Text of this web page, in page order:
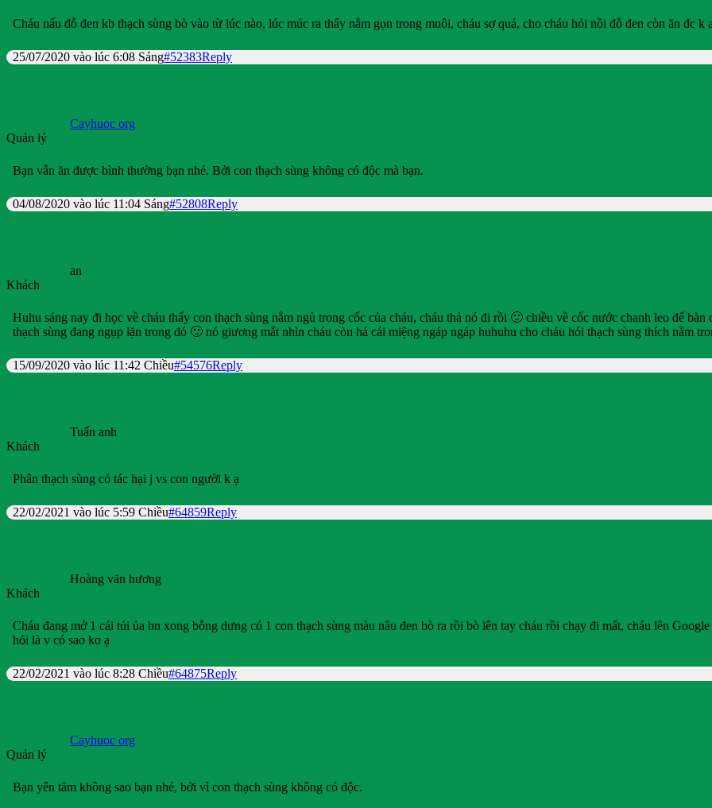
Cháu nấu đỗ đen kb thạch sùng bò vào từ lúc nào, lúc múc ra thấy nằm gọn trong muôi, cháu sợ quá, cho cháu hỏi nồi đỗ đen còn ăn đc k
25/07/2020 vào lúc 6:08 Sáng#52383Reply
Cayhuoc org
Quản lý
Bạn vẫn ăn được bình thường bạn nhé. Bởi con thạch sùng không có độc mà bạn.
04/08/2020 vào lúc 11:04 Sáng#52808Reply
an
Khách
Huhu sáng nay đi học về cháu thấy con thạch sùng nằm ngủ trong cốc của cháu, cháu thả nó đi rồi 🙂 chiều về cốc nước chanh leo để bàn
thạch sùng đang ngụp lặn trong đó 🙂 nó giương mắt nhìn cháu còn há cái miệng ngáp ngáp huhuhu cho cháu hỏi thạch sùng thích nằm
15/09/2020 vào lúc 11:42 Chiều#54576Reply
Tuấn anh
Khách
Phân thạch sùng có tác hại j vs con người k ạ
22/02/2021 vào lúc 5:59 Chiều#64859Reply
Hoàng văn hương
Khách
Cháu đang mở 1 cái túi ủa bn xong bỗng dưng có 1 con thạch sùng màu nâu đen bò ra rồi bò lên tay cháu rồi chạy đi mất, cháu lên
hỏi là v có sao ko ạ
22/02/2021 vào lúc 8:28 Chiều#64875Reply
Cayhuoc org
Quản lý
Bạn yên tâm không sao bạn nhé, bởi vì con thạch sùng không có độc.